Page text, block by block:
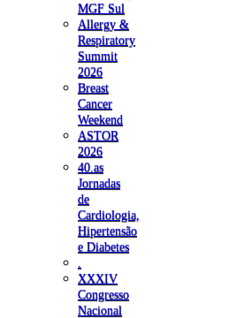
MGF Sul
Allergy &
Respiratory
Summit
2026
Breast
Cancer
Weekend
ASTOR
2026
40.as
Jornadas
de
Cardiologia,
Hipertensão
e Diabetes
XXXIV
Congresso
Nacional